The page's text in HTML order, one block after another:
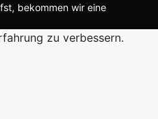
bekommen wir eine
zu verbessern.